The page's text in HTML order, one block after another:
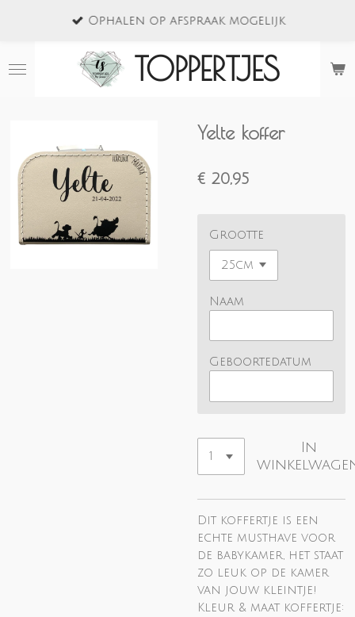
de
TOPPERTJES
Ophalen op afspraak mogelijk
Yelte koffer
€ 20,95
Grootte
Naam
Geboortedatum
In
Dit koffertje is een
echte musthave voor
de babykamer, het staat
zo leuk op de kamer
van jouw kleintje!
Kleur & maat koffertje: